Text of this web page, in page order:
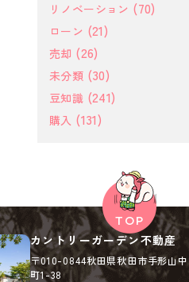
リノベーション (70)
ローン (21)
売却 (26)
未分類 (30)
豆知識 (241)
購入 (131)
カントリーガーデン不動産
〒010-0844秋田県秋田市手形山中
町1-38